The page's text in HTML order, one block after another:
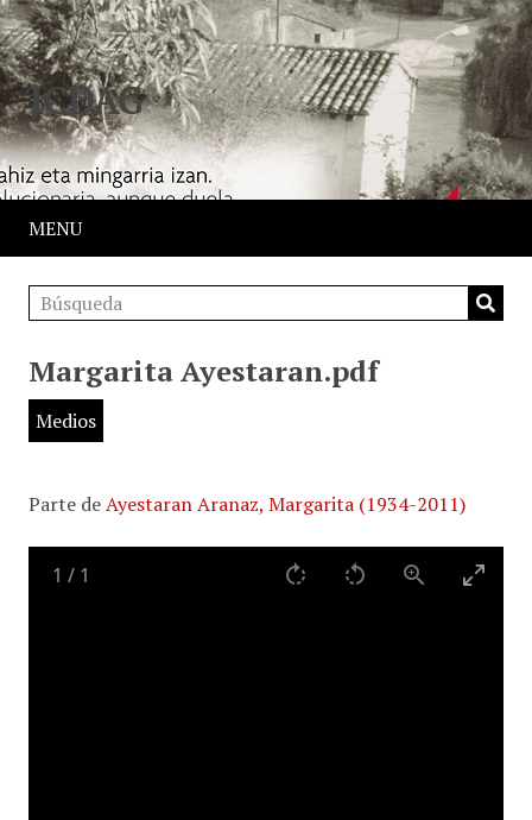
JCDAG
MENU
Margarita Ayestaran.pdf
Medios
Parte deAyestaran Aranaz, Margarita (1934-2011)
1 / 1